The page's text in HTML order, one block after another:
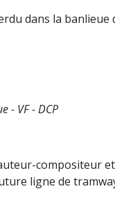
dans la banlieue
- VF - DCP
compositeur
ligne de